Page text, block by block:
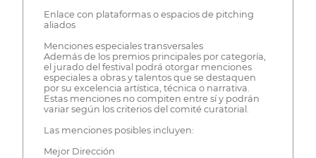
Enlace con plataformas o espacios de pitching
aliados
Menciones especiales transversales
Además de los premios principales por categoría,
el jurado del festival podrá otorgar menciones
especiales a obras y talentos que se destaquen
por su excelencia artística, técnica o narrativa.
Estas menciones no compiten entre sí y podrán
variar según los criterios del comité curatorial.
Las menciones posibles incluyen:
Mejor Dirección